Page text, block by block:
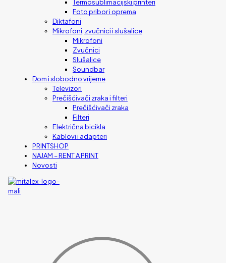
Termosublimacijski printeri
Foto pribor i oprema
Diktafoni
Mikrofoni, zvučnici i slušalice
Mikrofoni
Zvučnici
Slušalice
Soundbar
Dom i slobodno vrijeme
Televizori
Prečišćivači zraka i filteri
Prečišćivači zraka
Filteri
Električna bicikla
Kablovi i adapteri
PRINTSHOP
NAJAM – RENT A PRINT
Novosti